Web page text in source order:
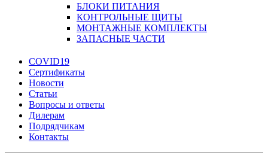
БЛОКИ ПИТАНИЯ
КОНТРОЛЬНЫЕ ЩИТЫ
МОНТАЖНЫЕ КОМПЛЕКТЫ
ЗАПАСНЫЕ ЧАСТИ
COVID19
Сертификаты
Новости
Статьи
Вопросы и ответы
Дилерам
Подрядчикам
Контакты